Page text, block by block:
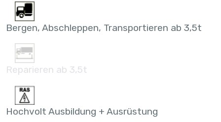
Bergen, Abschleppen, Transportieren ab 3,5t
Reparieren ab 3,5t
Hochvolt Ausbildung + Ausrüstung